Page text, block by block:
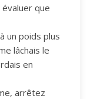
que
un poids plus
lâchais le
en
arrêtez